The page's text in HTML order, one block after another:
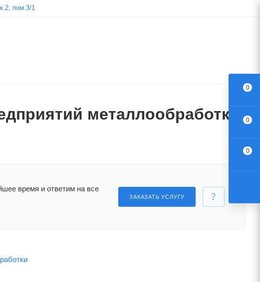
пом.3/1
металлообработки
время и ответим на все
ЗАКАЗАТЬ УСЛУГУ
0
0
0